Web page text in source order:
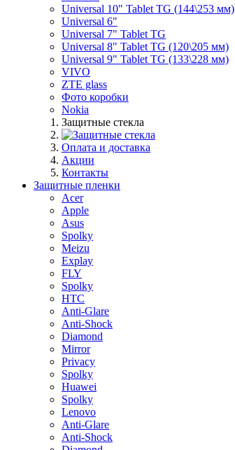
Universal 10" Tablet TG (144\253 мм)
Universal 6"
Universal 7" Tablet TG
Universal 8" Tablet TG (120\205 мм)
Universal 9" Tablet TG (133\228 мм)
VIVO
ZTE glass
Фото коробки
Nokia
Защитные стекла
Оплата и доставка
Акции
Контакты
Защитные пленки
Acer
Apple
Asus
Spolky
Meizu
Explay
FLY
Spolky
HTC
Anti-Glare
Anti-Shock
Diamond
Mirror
Privacy
Spolky
Huawei
Spolky
Lenovo
Anti-Glare
Anti-Shock